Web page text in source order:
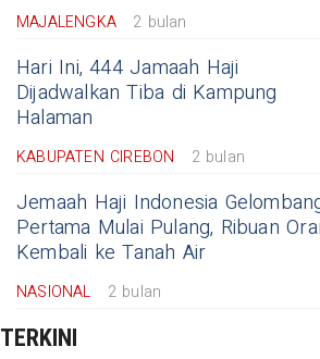
MAJALENGKA 2 bulan
Hari Ini, 444 Jamaah Haji
Dijadwalkan Tiba di Kampung
Halaman
KABUPATEN CIREBON 2 bulan
Jemaah Haji Indonesia
Pertama Mulai Pulang, Ribuan
Kembali ke Tanah Air
NASIONAL 2 bulan
TERKINI